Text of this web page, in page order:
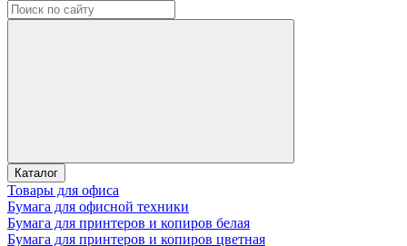
Каталог
Товары для офиса
Бумага для офисной техники
Бумага для принтеров и копиров белая
Бумага для принтеров и копиров цветная